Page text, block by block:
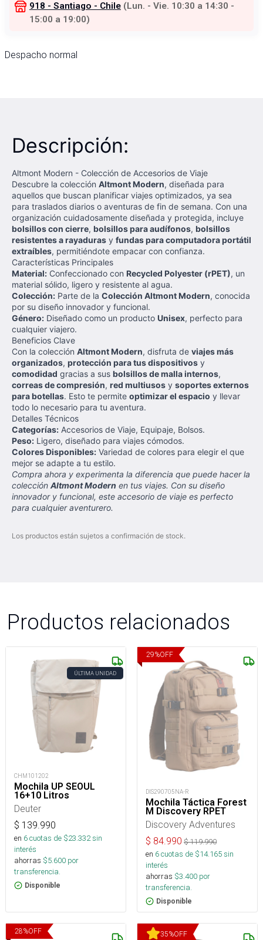
918 - Santiago - Chile (Lun. - Vie. 10:30 a 14:30 -
15:00 a 19:00)
Despacho normal
Descripción:
Altmont Modern - Colección de Accesorios de Viaje
Descubre la colección Altmont Modern, diseñada para
aquellos que buscan planificar viajes optimizados, ya sea
para traslados diarios o aventuras de fin de semana. Con una
organización cuidadosamente diseñada y protegida, incluye
bolsillos con cierre, bolsillos para audífonos, bolsillos
resistentes a rayaduras y fundas para computadora portátil
extraíbles, permitiéndote empacar con confianza.
Características Principales
Material: Confeccionado con Recycled Polyester (rPET), un
material sólido, ligero y resistente al agua.
Colección: Parte de la Colección Altmont Modern, conocida
por su diseño innovador y funcional.
Género: Diseñado como un producto Unisex, perfecto para
cualquier viajero.
Beneficios Clave
Con la colección Altmont Modern, disfruta de viajes más
organizados, protección para tus dispositivos y
comodidad gracias a sus bolsillos de malla internos,
correas de compresión, red multiusos y soportes externos
para botellas. Esto te permite optimizar el espacio y llevar
todo lo necesario para tu aventura.
Detalles Técnicos
Categorías: Accesorios de Viaje, Equipaje, Bolsos.
Peso: Ligero, diseñado para viajes cómodos.
Colores Disponibles: Variedad de colores para elegir el que
mejor se adapte a tu estilo.
Compra ahora y experimenta la diferencia que puede hacer la
colección Altmont Modern en tus viajes. Con su diseño
innovador y funcional, este accesorio de viaje es perfecto
para cualquier aventurero.
Los productos están sujetos a confirmación de stock.
Productos relacionados
ÚLTIMA UNIDAD
CHM101202
Mochila UP SEOUL
16+10 Litros
Deuter
$ 139.990
en 6cuotas de $23.332sin
interés
ahorras $5.600 por
transferencia.
Disponible
29%OFF
DIS290705NA-R
Mochila Táctica Forest
M Discovery RPET
Discovery Adventures
$ 84.990 $119.990
en 6cuotas de $14.165sin
interés
ahorras $3.400 por
transferencia.
Disponible
28%OFF 35%OFF